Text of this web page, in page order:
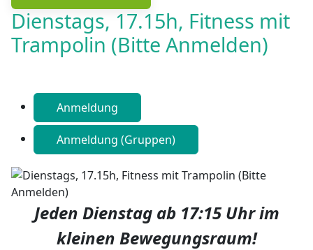
Dienstags, 17.15h, Fitness mit
Trampolin (Bitte Anmelden)
Anmeldung
Anmeldung (Gruppen)
Jeden Dienstag ab 17:15 Uhr im
kleinen Bewegungsraum!